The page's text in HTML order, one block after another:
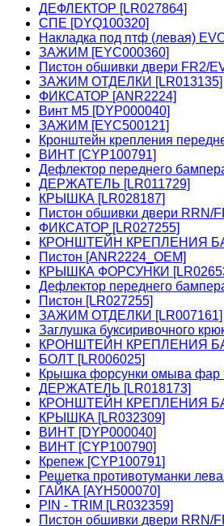
ДЕФЛЕКТОР [LR027864]
СПЕ [DYQ100320]
Накладка под птф (левая)
ЗАЖИМ [EYC000360]
Пистон обшивки двери FR2/
ЗАЖИМ ОТДЕЛКИ [LR013135]
ФИКСАТОР [ANR2224]
Винт М5 [DYP000040]
ЗАЖИМ [EYC500121]
Кронштейн крепления
ВИНТ [CYP100791]
Дефлектор переднего
ДЕРЖАТЕЛЬ [LR011729]
КРЫШКА [LR028187]
Пистон обшивки двери RRN/
ФИКСАТОР [LR027255]
КРОНШТЕЙН КРЕПЛЕНИЯ
Пистон [ANR2224_OEM]
КРЫШКА ФОРСУНКИ
Дефлектор переднего
Пистон [LR027255]
ЗАЖИМ ОТДЕЛКИ [LR007161]
Заглушка буксиривочного
КРОНШТЕЙН КРЕПЛЕНИЯ
БОЛТ [LR006025]
Крышка форсунки омыва фар
ДЕРЖАТЕЛЬ [LR018173]
КРОНШТЕЙН КРЕПЛЕНИЯ
КРЫШКА [LR032309]
ВИНТ [DYP000040]
ВИНТ [CYP100790]
Крепеж [CYP100791]
Решетка противотуманки
ГАЙКА [AYH500070]
PIN - TRIM [LR032359]
Пистон обшивки двери RRN/